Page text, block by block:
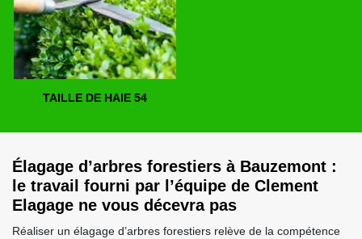
TAILLE DE HAIE 54
Élagage d’arbres forestiers à Bauzemont :
le travail fourni par l’équipe de Clement
Elagage ne vous décevra pas
Réaliser un élagage d’arbres forestiers relève de la compétence